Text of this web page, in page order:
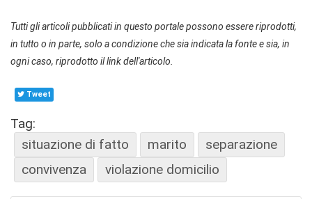
Tutti gli articoli pubblicati in questo portale possono essere riprodotti,
in tutto o in parte, solo a condizione che sia indicata la fonte e sia, in
ogni caso, riprodotto il link dell'articolo.
Tweet
Tag:
situazione di fatto
marito
separazione
convivenza
violazione domicilio